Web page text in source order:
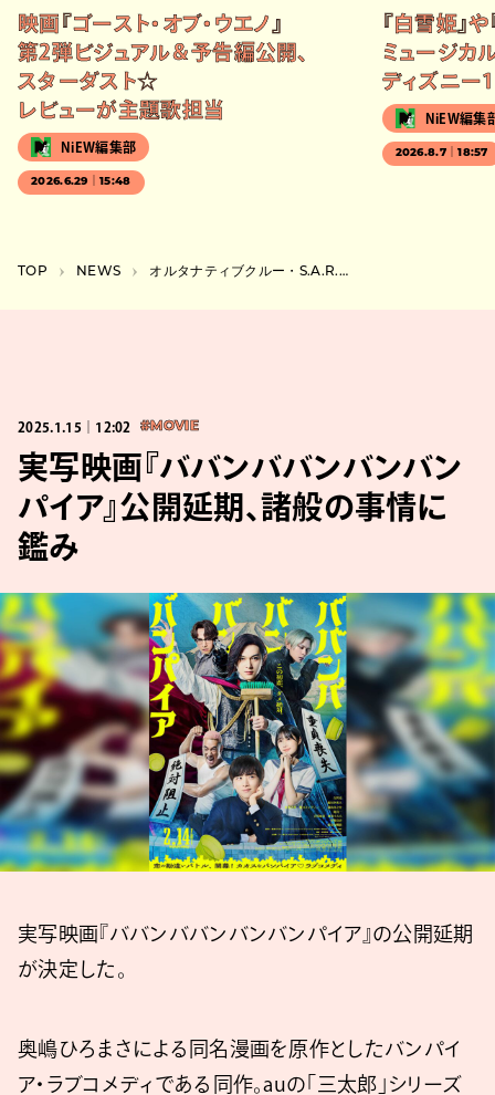
映画『ゴースト・オブ・ウエノ』
第2弾ビジュアル＆予告編公開、
スターダスト☆
レビューが主題歌担当
NiEW編集部
2026.6.29｜15:48
『白雪姫』
ミュージカル
ディズニー
NiEW編集
2026.8.7｜18:57
TOP NEWS オルタナティブクルー・S.A.R.のメジャーデビュー決定。髭男ら所属IRORI Recordsから
2025.1.15｜12:02 #MOVIE
実写映画『ババンババンバンバン
パイア』公開延期、諸般の事情に
鑑み
実写映画『ババンババンバンバンパイア』の公開延期
が決定した。
奥嶋ひろまさによる同名漫画を原作としたバンパイ
ア・ラブコメディである同作。auの「三太郎」シリーズ